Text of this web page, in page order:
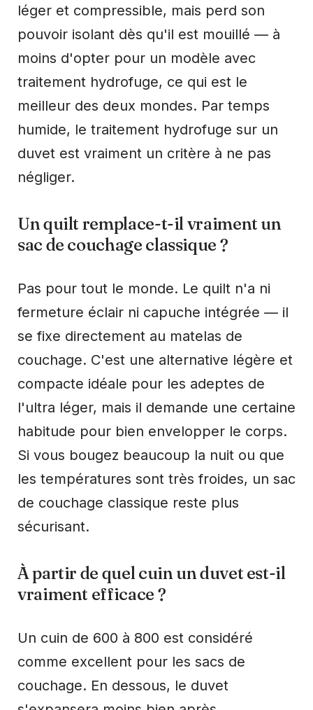
léger et compressible, mais perd son
pouvoir isolant dès qu'il est mouillé — à
moins d'opter pour un modèle avec
traitement hydrofuge, ce qui est le
meilleur des deux mondes. Par temps
humide, le traitement hydrofuge sur un
duvet est vraiment un critère à ne pas
négliger.
Un quilt remplace-t-il vraiment un
sac de couchage classique ?
Pas pour tout le monde. Le quilt n'a ni
fermeture éclair ni capuche intégrée — il
se fixe directement au matelas de
couchage. C'est une alternative légère et
compacte idéale pour les adeptes de
l'ultra léger, mais il demande une certaine
habitude pour bien envelopper le corps.
Si vous bougez beaucoup la nuit ou que
les températures sont très froides, un sac
de couchage classique reste plus
sécurisant.
À partir de quel cuin un duvet est-il
vraiment efficace ?
Un cuin de 600 à 800 est considéré
comme excellent pour les sacs de
couchage. En dessous, le duvet